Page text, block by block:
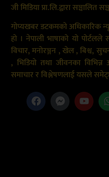
जी मिडिया प्रा.लि.द्वारा सञ्चालित
गोप्यखबर डटकमको अधिकारिक
हो । नेपाली भाषाको यो पोर्टलले
विचार, मनोरञ्जन , खेल , बिश्व,
, भिडियो तथा जीवनका
समाचार र विश्लेषणलाई यसले